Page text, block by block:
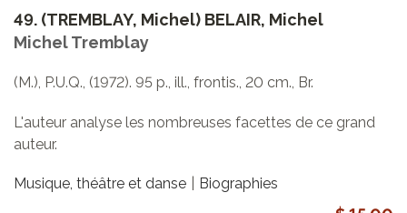
49. (TREMBLAY, Michel) BELAIR, Michel
Michel Tremblay
(M.), P.U.Q., (1972). 95 p., ill., frontis., 20 cm., Br.
L'auteur analyse les nombreuses facettes de ce grand
auteur.
Musique, théâtre et danse Biographies